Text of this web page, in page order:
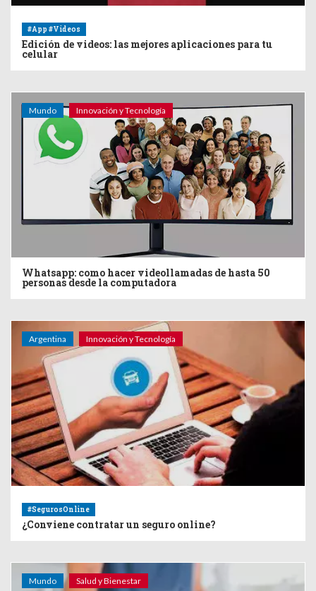
#App #Videos
Edición de videos: las mejores aplicaciones para tu
celular
Mundo Innovación y Tecnología
Whatsapp: como hacer videollamadas de hasta 50
personas desde la computadora
Argentina Innovación y Tecnología
#SegurosOnline
¿Conviene contratar un seguro online?
Mundo Salud y Bienestar